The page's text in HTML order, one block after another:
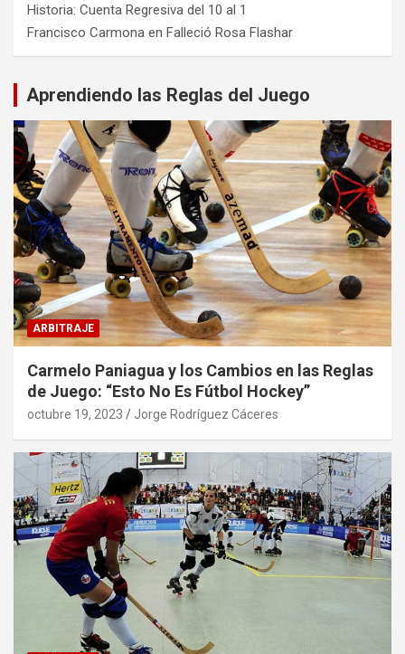
Historia: Cuenta Regresiva del 10 al 1
Francisco Carmona en Falleció Rosa Flashar
Aprendiendo las Reglas del Juego
ARBITRAJE
Carmelo Paniagua y los Cambios en las Reglas
de Juego: “Esto No Es Fútbol Hockey”
octubre 19, 2023 Jorge Rodríguez Cáceres